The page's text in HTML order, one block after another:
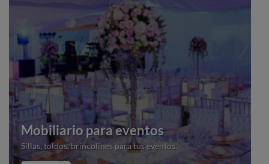
Mobiliario para eventos
Sillas, toldos, brincolines para tus eventos.